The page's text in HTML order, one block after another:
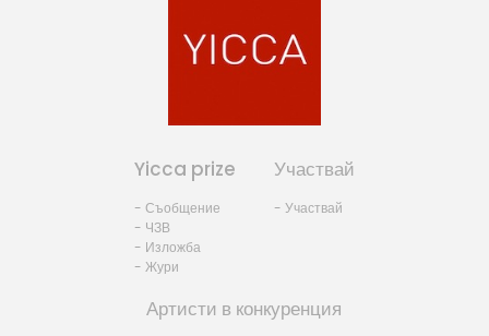
Yicca prize
- Съобщение
- ЧЗВ
- Изложба
- Жури
Участвай
- Участвай
Артисти в конкуренция